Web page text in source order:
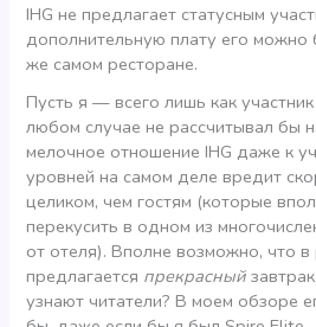
IHG не предлагает статусным
дополнительную плату его можно
же самом ресторане.
Пусть я — всего лишь как
любом случае не рассчитывал бы
мелочное отношение IHG даже к
уровней на самом деле вредит
целиком, чем гостям (которые
перекусить в одном из
от отеля). Вполне возможно, что в
предлагается прекрасный
узнают читатели? В моем обзоре